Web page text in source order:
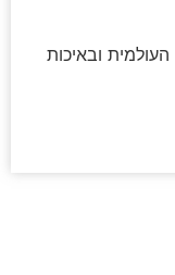
העולמית ובאיכות